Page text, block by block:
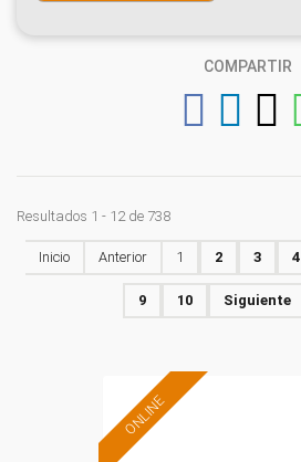
COMPARTIR
Resultados 1 - 12 de 738
Inicio Anterior 1 2 3 4
9 10 Siguiente
ONLINE